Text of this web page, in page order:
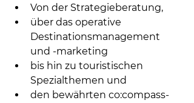
Von der Strategieberatung,
über das operative
Destinationsmanagement
und -marketing
bis hin zu touristischen
Spezialthemen und
den bewährten co:compass-